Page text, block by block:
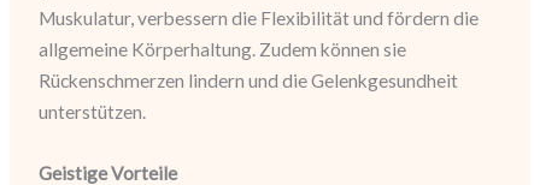
Muskulatur, verbessern die Flexibilität und fördern die
allgemeine Körperhaltung. Zudem können sie
Rückenschmerzen lindern und die Gelenkgesundheit
unterstützen.
Geistige Vorteile